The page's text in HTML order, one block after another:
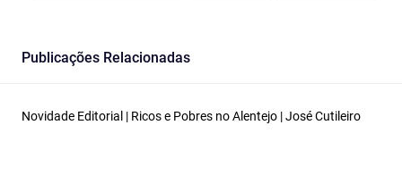
Publicações Relacionadas
Novidade Editorial | Ricos e Pobres no Alentejo | José Cutileiro